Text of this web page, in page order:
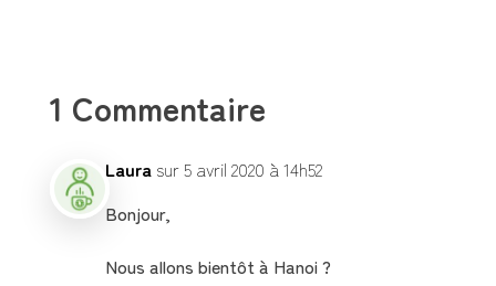
1 Commentaire
Laura sur 5 avril 2020 à 14h52
Bonjour,
Nous allons bientôt à Hanoi ?